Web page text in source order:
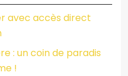
avec accès direct
: un coin de paradis
!